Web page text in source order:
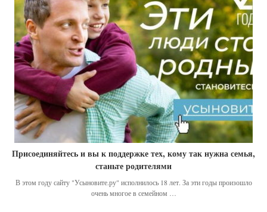
Присоединяйтесь и вы к поддержке тех, кому так нужна семья,
станьте родителями
В этом году сайту "Усыновите.ру" исполнилось 18 лет. За эти годы произошло
очень многое в семейном …